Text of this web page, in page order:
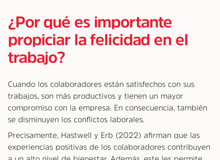
¿Por qué es importante
propiciar la felicidad en el
trabajo?
Cuando los colaboradores están satisfechos con sus
trabajos, son más productivos y tienen un mayor
compromiso con la empresa. En consecuencia, también
se disminuyen los conflictos laborales.
Precisamente, Hastwell y Erb (2022) afirman que las
experiencias positivas de los colaboradores contribuyen
a un alto nivel de bienestar. Además, este les permite